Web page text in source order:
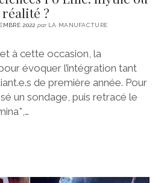
réalité ?
2022 parLA MANUFACTURE
à cette occasion, la
évoquer l’intégration tant
de première année. Pour
un sondage, puis retracé le